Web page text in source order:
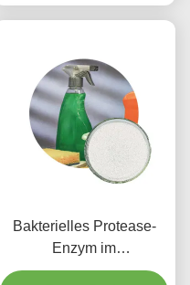
Bakterielles Protease-
Enzym im
Reinigungsmittel